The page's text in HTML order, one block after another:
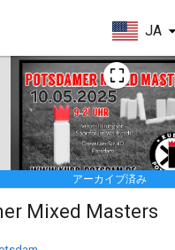
JA
アーカイブ済み
Mixed Masters
for the Shovel
1月18日| アメリカ合衆国
Ice Festival Kubb
1月25日|アメリカ合衆国